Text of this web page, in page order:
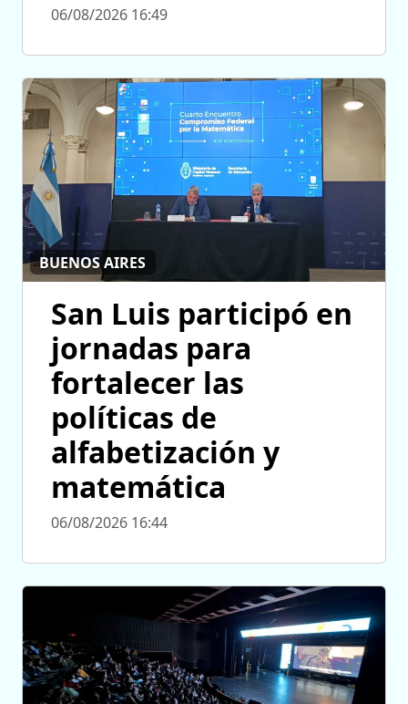
06/08/2026 16:49
BUENOS AIRES
San Luis participó en
jornadas para
fortalecer las
políticas de
alfabetización y
matemática
06/08/2026 16:44